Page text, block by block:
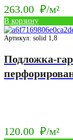
263.00 ₽/м²
В корзину
Артикул: solid 1,8
Подложка-
120.00 ₽/м²